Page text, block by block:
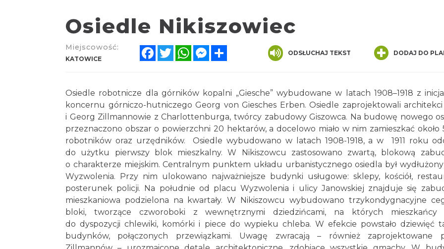
Osiedle Nikiszowiec
Miejscowość:
KATOWICE
FacebookTwitterWhatsAppMessenger ODSŁUCHAJ TEKST DODAJ DO
Osiedle robotnicze dla górników kopalni „Giesche” wybudowane w latach 1908–1918 z
koncernu górniczo-hutniczego Georg von Giesches Erben. Osiedle zaprojektowali
i Georg Zillmannowie z Charlottenburga, twórcy zabudowy Giszowca. Na budowę nowego
przeznaczono obszar o powierzchni 20 hektarów, a docelowo miało w nim zamieszkać około
robotników oraz urzędników. Osiedle wybudowano w latach 1908-1918, a w 1911 roku
do użytku pierwszy blok mieszkalny. W Nikiszowcu zastosowano zwartą, blokową
o charakterze miejskim. Centralnym punktem układu urbanistycznego osiedla był
Wyzwolenia. Przy nim ulokowano najważniejsze budynki usługowe: sklepy, kościół,
posterunek policji. Na południe od placu Wyzwolenia i ulicy Janowskiej znajduje się
mieszkaniowa podzielona na kwartały. W Nikiszowcu wybudowano trzykondygnacyjne
bloki, tworzące czworoboki z wewnętrznymi dziedzińcami, na których mieszkańcy
do dyspozycji chlewiki, komórki i piece do wypieku chleba. W efekcie powstało dziewięć
budynków, połączonych przewiązkami. Uwagę zwracają – również zaprojektowane